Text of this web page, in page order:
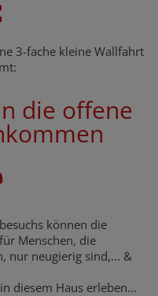
3-fache kleine Wallfahrt
die offene
können die
Menschen, die
nur neugierig sind,... &
diesem Haus erleben...